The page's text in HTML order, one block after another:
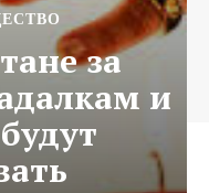
за
и